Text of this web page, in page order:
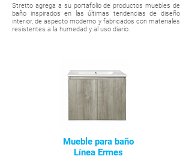
Stretto agrega a su portafolio de productos muebles de
baño inspirados en las últimas tendencias de diseño
interior, de aspecto moderno y fabricados con materiales
resistentes a la humedad y al uso diario.
Mueble para baño
Línea Ermes